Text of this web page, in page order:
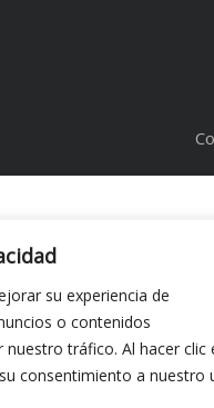
su experiencia de
o contenidos
nuestro tráfico. Al hacer clic
consentimiento a nuestro